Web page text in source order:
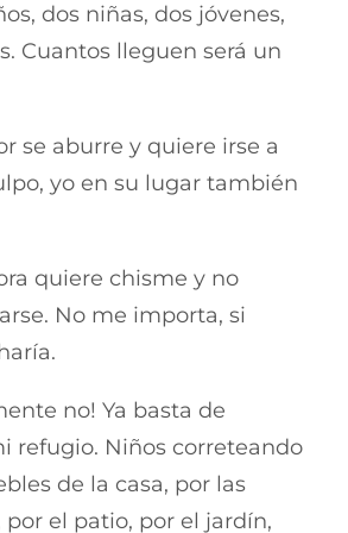
dos niñas, dos jóvenes,
Cuantos lleguen será un
se aburre y quiere irse a
yo en su lugar también
quiere chisme y no
No me importa, si
no! Ya basta de
refugio. Niños correteando
de la casa, por las
el patio, por el jardín,